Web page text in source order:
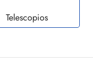
Telescopios